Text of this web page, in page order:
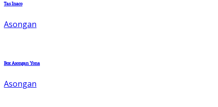
Tas Inaco
Asongan
Box Asongan Yona
Asongan